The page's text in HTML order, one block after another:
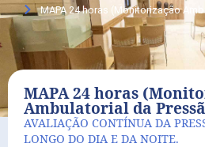
MAPA 24 horas (Monitorização
MAPA 24 horas
Ambulatorial da
AVALIAÇÃO CONTÍNUA DA
LONGO DO DIA E DA NOITE.